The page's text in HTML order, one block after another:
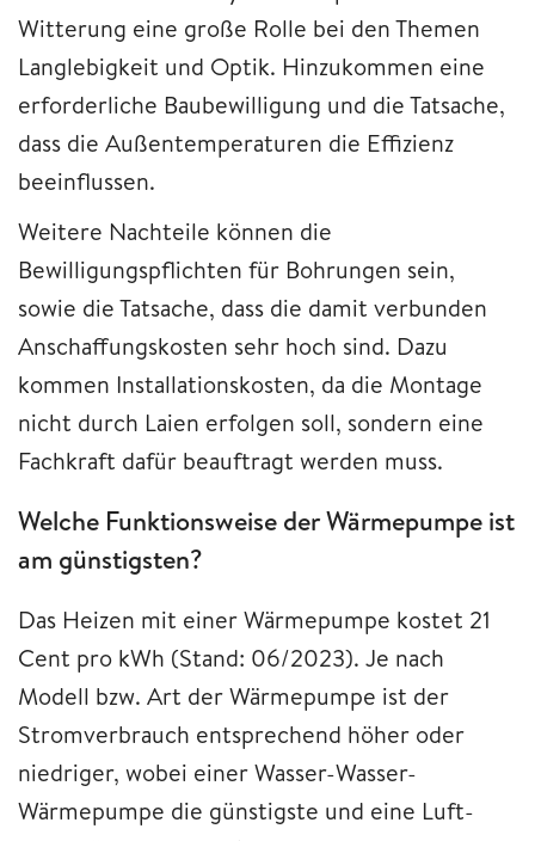
Witterung eine große Rolle bei den Themen
Langlebigkeit und Optik. Hinzukommen eine
erforderliche Baubewilligung und die Tatsache,
dass die Außentemperaturen die Effizienz
beeinflussen.
Weitere Nachteile können die
Bewilligungspflichten für Bohrungen sein,
sowie die Tatsache, dass die damit verbunden
Anschaffungskosten sehr hoch sind. Dazu
kommen Installationskosten, da die Montage
nicht durch Laien erfolgen soll, sondern eine
Fachkraft dafür beauftragt werden muss.
Welche Funktionsweise der Wärmepumpe ist
am günstigsten?
Das Heizen mit einer Wärmepumpe kostet 21
Cent pro kWh (Stand: 06/2023). Je nach
Modell bzw. Art der Wärmepumpe ist der
Stromverbrauch entsprechend höher oder
niedriger, wobei einer Wasser-Wasser-
Wärmepumpe die günstigste und eine Luft-